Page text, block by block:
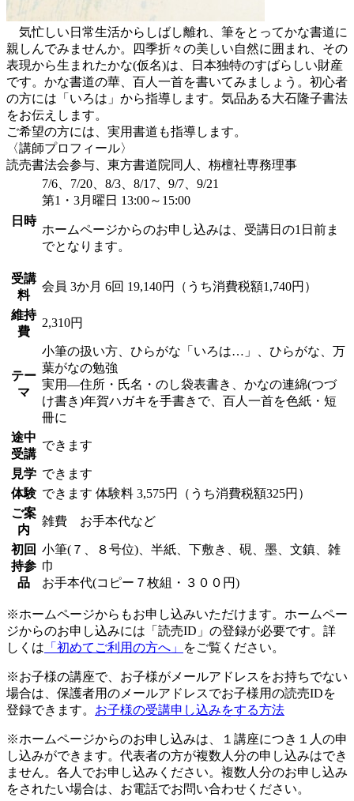
気忙しい日常生活からしばし離れ、筆をとってかな書道に
親しんでみませんか。四季折々の美しい自然に囲まれ、その
表現から生まれたかな(仮名)は、日本独特のすばらしい財産
です。かな書道の華、百人一首を書いてみましょう。初心者
の方には「いろは」から指導します。気品ある大石隆子書法
をお伝えします。
ご希望の方には、実用書道も指導します。
〈講師プロフィール〉
読売書法会参与、東方書道院同人、栴檀社専務理事
日時
7/6、7/20、8/3、8/17、9/7、9/21
第1・3月曜日 13:00～15:00
ホームページからのお申し込みは、受講日の1日前ま
でとなります。
受講
料
会員 3か月 6回 19,140円（うち消費税額1,740円）
維持
費
2,310円
テー
マ
小筆の扱い方、ひらがな「いろは…」、ひらがな、万
葉がなの勉強
実用―住所・氏名・のし袋表書き、かなの連綿(つづ
け書き)年賀ハガキを手書きで、百人一首を色紙・短
冊に
途中
受講
できます
見学 できます
体験 できます 体験料 3,575円（うち消費税額325円）
ご案
内
雑費 お手本代など
初回
持参
品
小筆(７、８号位)、半紙、下敷き、硯、墨、文鎮、雑
巾
お手本代(コピー７枚組・３００円)
※ホームページからもお申し込みいただけます。ホームペー
ジからのお申し込みには「読売ID」の登録が必要です。詳
しくは 「初めてご利用の方へ」 をご覧ください。
※お子様の講座で、お子様がメールアドレスをお持ちでない
場合は、保護者用のメールアドレスでお子様用の読売IDを
登録できます。 お子様の受講申し込みをする方法
※ホームページからのお申し込みは、１講座につき１人の申
し込みができます。代表者の方が複数人分の申し込みはでき
ません。各人でお申し込みください。複数人分のお申し込み
をされたい場合は、お電話でお問い合わせください。